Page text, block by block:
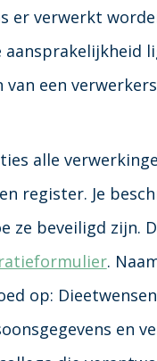
er verwerkt
een
alle
register. Je
ze beveiligd zijn.
.
op:
en